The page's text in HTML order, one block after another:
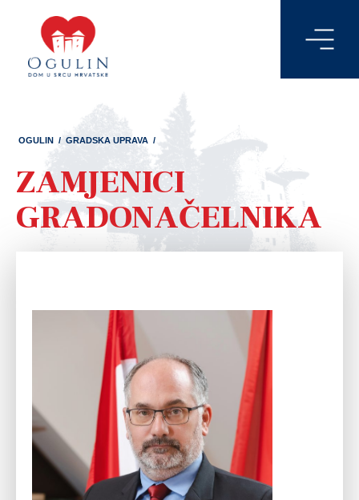
OGULIN / GRADSKA UPRAVA /
ZAMJENICI
GRADONAČELNIKA